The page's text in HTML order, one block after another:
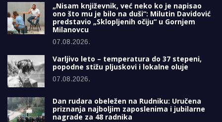
„Nisam književnik, već neko ko je napisao
ono što mu je bilo na duši“: Milutin Davidović
predstavio „Sklopljenih očiju“ u Gornjem
Milanovcu
07.08.2026.
Varljivo leto – temperatura do 37 stepeni,
popodne stižu pljuskovi i lokalne oluje
07.08.2026.
Dan rudara obeležen na Rudniku: Uručena
priznanja najboljim zaposlenima i jubilarne
nagrade za 48 radnika